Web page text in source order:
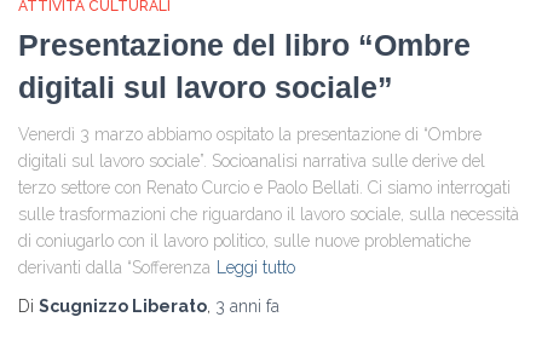
ATTIVITÀ CULTURALI
Presentazione del libro “Ombre
digitali sul lavoro sociale”
Venerdì 3 marzo abbiamo ospitato la presentazione di “Ombre
digitali sul lavoro sociale”. Socioanalisi narrativa sulle derive del
terzo settore con Renato Curcio e Paolo Bellati. Ci siamo interrogati
sulle trasformazioni che riguardano il lavoro sociale, sulla necessità
di coniugarlo con il lavoro politico, sulle nuove problematiche
derivanti dalla “Sofferenza
Leggi tutto
Di Scugnizzo Liberato, 3 anni fa